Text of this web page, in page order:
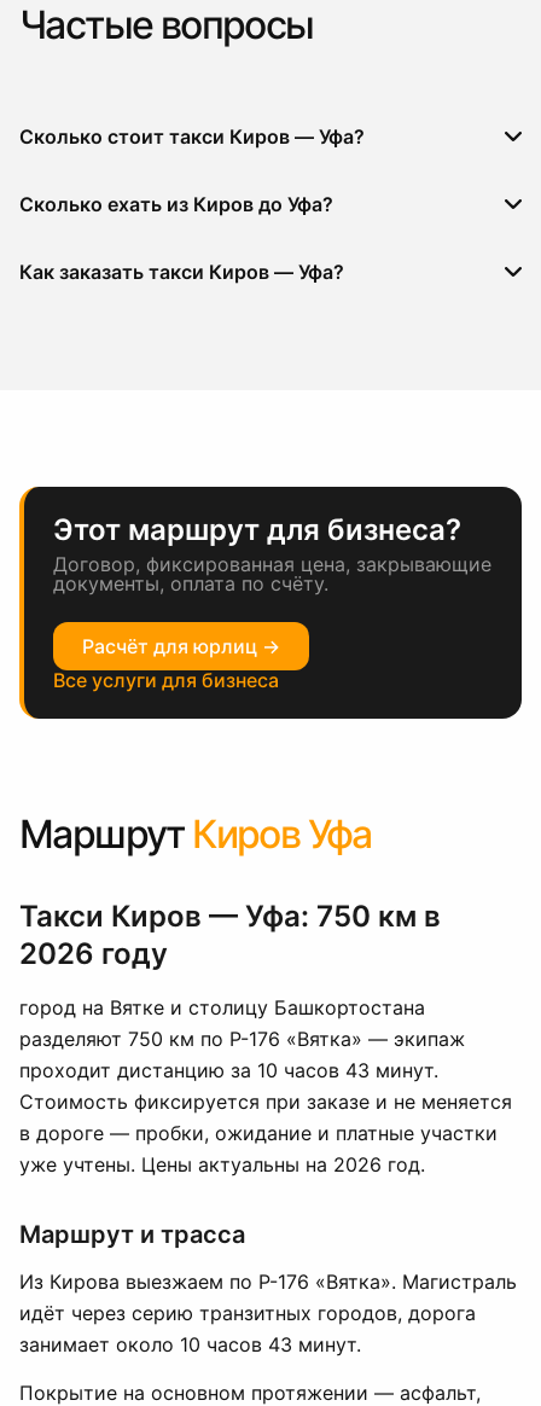
Частые вопросы
Сколько стоит такси Киров — Уфа?
Сколько ехать из Киров до Уфа?
Как заказать такси Киров — Уфа?
Этот маршрут для бизнеса?
Договор, фиксированная цена, закрывающие
документы, оплата по счёту.
Расчёт для юрлиц →
Все услуги для бизнеса
Маршрут Киров Уфа
Такси Киров — Уфа: 750 км в
2026 году
город на Вятке и столицу Башкортостана
разделяют 750 км по Р-176 «Вятка» — экипаж
проходит дистанцию за 10 часов 43 минут.
Стоимость фиксируется при заказе и не меняется
в дороге — пробки, ожидание и платные участки
уже учтены. Цены актуальны на 2026 год.
Маршрут и трасса
Из Кирова выезжаем по Р-176 «Вятка». Магистраль
идёт через серию транзитных городов, дорога
занимает около 10 часов 43 минут.
Покрытие на основном протяжении — асфальт,